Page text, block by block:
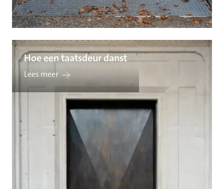
Hoe een taatsdeur danst
Lees meer